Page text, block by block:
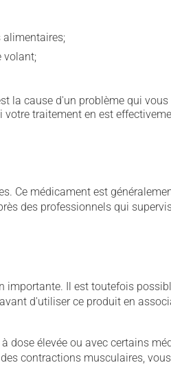
alimentaires;
volant;
la cause d'un problème qui
traitement en est
Ce médicament est
des professionnels qui
Il est toutefois
d'utiliser ce produit en
élevée ou avec certains
contractions musculaires,